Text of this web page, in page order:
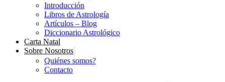
Introducción
Libros de Astrología
Artículos – Blog
Diccionario Astrológico
Carta Natal
Sobre Nosotros
Quiénes somos?
Contacto